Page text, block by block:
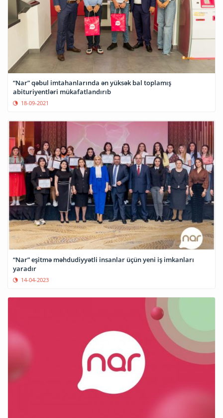
“Nar” qəbul imtahanlarında ən yüksək bal toplamış
abituriyentləri mükafatlandırıb
18-09-2021
“Nar” eşitmə məhdudiyyətli insanlar üçün yeni iş imkanları
yaradır
14-04-2023